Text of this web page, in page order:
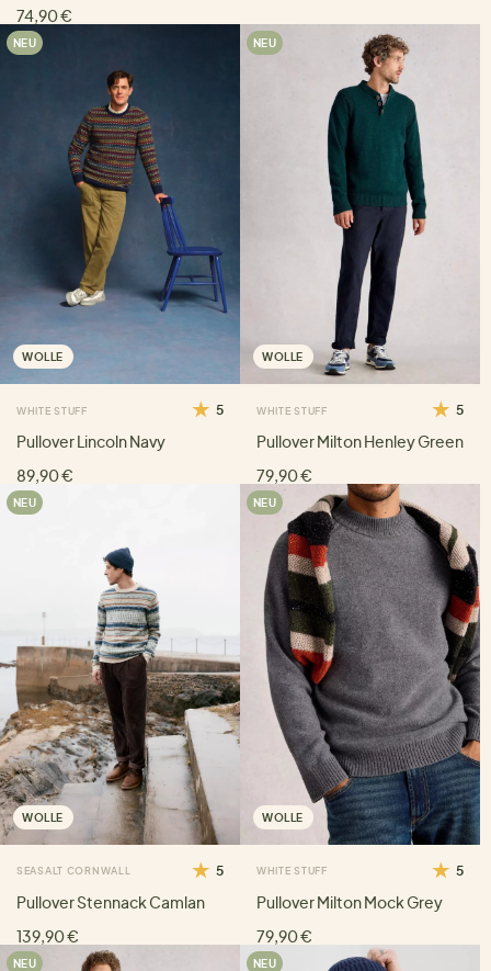
74,90 €
NEU
WOLLE
WHITE STUFF 5
Pullover Lincoln Navy
89,90 €
NEU
WOLLE
WHITE STUFF 5
Pullover Milton Henley Green
79,90 €
NEU
WOLLE
SEASALT CORNWALL 5
Pullover Stennack Camlan
139,90 €
NEU
WOLLE
WHITE STUFF 5
Pullover Milton Mock Grey
79,90 €
NEU NEU